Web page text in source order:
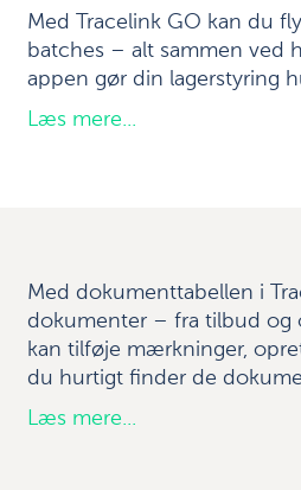
Med Tracelink GO kan du
batches – alt sammen ved
appen gør din lagerstyring
Læs mere...
Med dokumenttabellen i
dokumenter – fra tilbud og
kan tilføje mærkninger,
du hurtigt finder de
Læs mere...